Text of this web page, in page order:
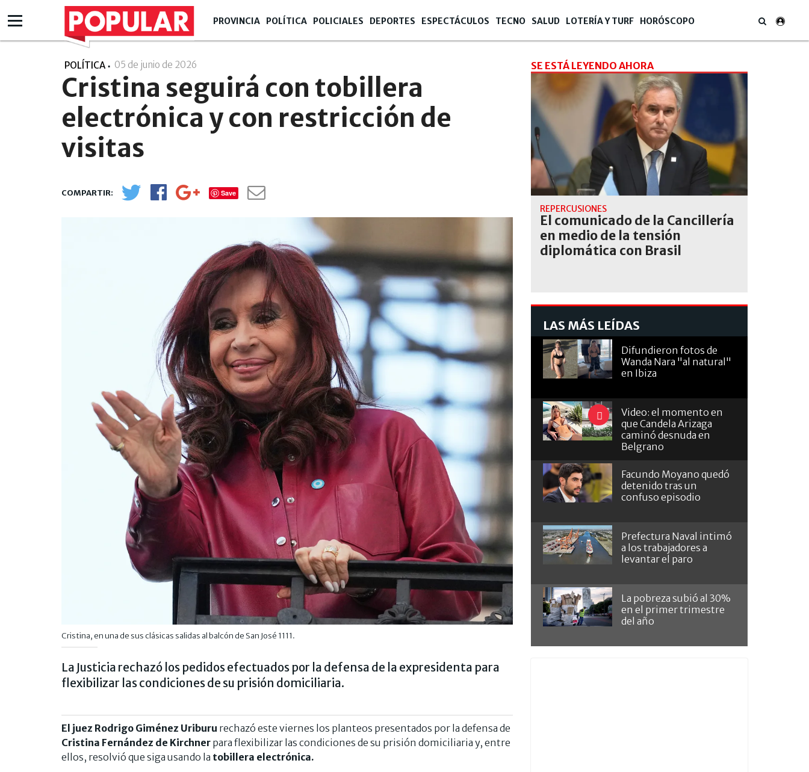
PROVINCIA POLÍTICA POLICIALES DEPORTES ESPECTÁCULOS TECNO SALUD LOTERÍA Y TURF HORÓSCOPO
POLÍTICA 05 de junio de 2026
Cristina seguirá con tobillera
electrónica y con restricción de
visitas
Save
Cristina, en una de sus clásicas salidas al balcón de San José 1111.
La Justicia rechazó los pedidos efectuados por la defensa de la expresidenta para
flexibilizar las condiciones de su prisión domiciliaria.
El juez Rodrigo Giménez Uriburu rechazó este viernes los planteos presentados por la defensa de
Cristina Fernández de Kirchner para flexibilizar las condiciones de su prisión domiciliaria y, entre
ellos, resolvió que siga usando la tobillera electrónica.
SE ESTÁ LEYENDO AHORA
REPERCUSIONES
El comunicado de la Cancillería
en medio de la tensión
diplomática con Brasil
LAS MÁS LEÍDAS
Difundieron fotos de
Wanda Nara "al natural"
en Ibiza
Video: el momento en
que Candela Arizaga
caminó desnuda en
Belgrano
Facundo Moyano quedó
detenido tras un
confuso episodio
Prefectura Naval intimó
a los trabajadores a
levantar el paro
La pobreza subió al 30%
en el primer trimestre
del año